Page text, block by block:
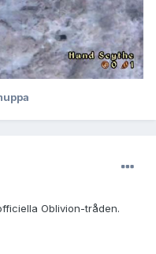
Oblivion-tråden.